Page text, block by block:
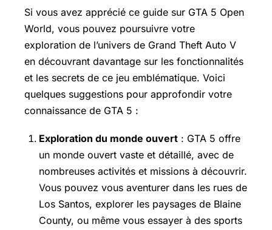
Si vous avez apprécié ce guide sur GTA 5 Open
World, vous pouvez poursuivre votre
exploration de l’univers de Grand Theft Auto V
en découvrant davantage sur les fonctionnalités
et les secrets de ce jeu emblématique. Voici
quelques suggestions pour approfondir votre
connaissance de GTA 5 :
Exploration du monde ouvert : GTA 5 offre
un monde ouvert vaste et détaillé, avec de
nombreuses activités et missions à découvrir.
Vous pouvez vous aventurer dans les rues de
Los Santos, explorer les paysages de Blaine
County, ou même vous essayer à des sports